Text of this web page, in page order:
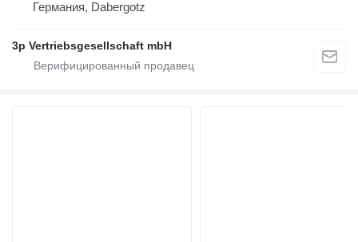
Германия, Dabergotz
3p Vertriebsgesellschaft mbH